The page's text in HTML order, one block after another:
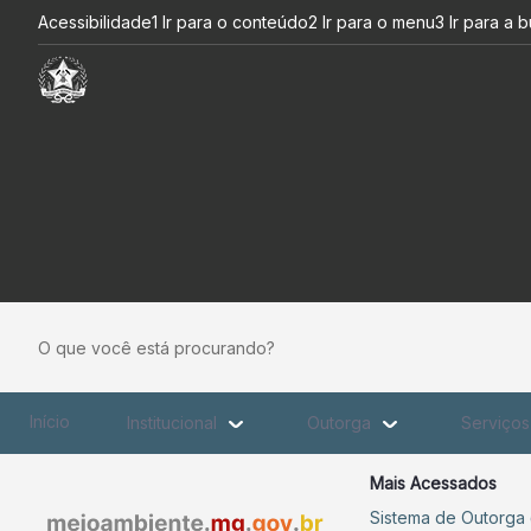
Pular para o Conteúdo principal
Sociedade mineira discute
Acessibilidade1 Ir para o conteúdo2 Ir para o menu3 Ir para a
O que você está procurando?
Início Institucional Outorga Serviços
Mais Acessados